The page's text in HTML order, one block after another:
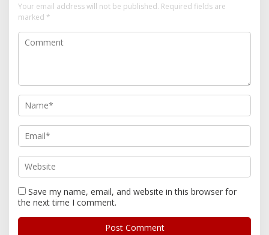
Your email address will not be published. Required fields are
marked *
Save my name, email, and website in this browser for
the next time I comment.